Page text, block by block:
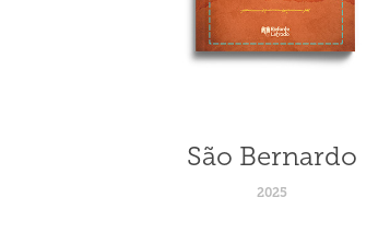
São Bernardo
2025